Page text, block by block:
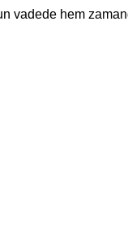
vadede hem